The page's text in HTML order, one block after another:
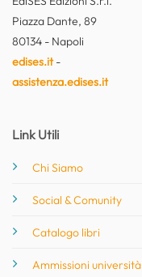
Piazza Dante, 89
80134 - Napoli
edises.it-
assistenza.edises.it
Link Utili
Chi Siamo
Social & Comunity
Catalogo libri
Ammissioni università